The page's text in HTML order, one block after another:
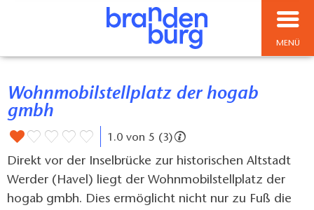
MENÜ
Wohnmobilstellplatz der hogab
gmbh
1.0 von 5 (3)
Direkt vor der Inselbrücke zur historischen Altstadt
Werder (Havel) liegt der Wohnmobilstellplatz der
hogab gmbh. Dies ermöglicht nicht nur zu Fuß die